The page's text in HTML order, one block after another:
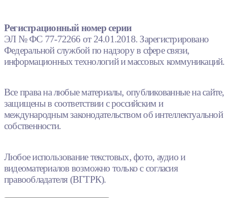
Регистрационный номер серии
ЭЛ № ФС 77-72266 от 24.01.2018. Зарегистрировано
Федеральной службой по надзору в сфере связи,
информационных технологий и массовых коммуникаций.
Все права на любые материалы, опубликованные на сайте,
защищены в соответствии с российским и
международным законодательством об интеллектуальной
собственности.
Любое использование текстовых, фото, аудио и
видеоматериалов возможно только с согласия
правообладателя (ВГТРК).